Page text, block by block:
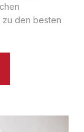
den besten